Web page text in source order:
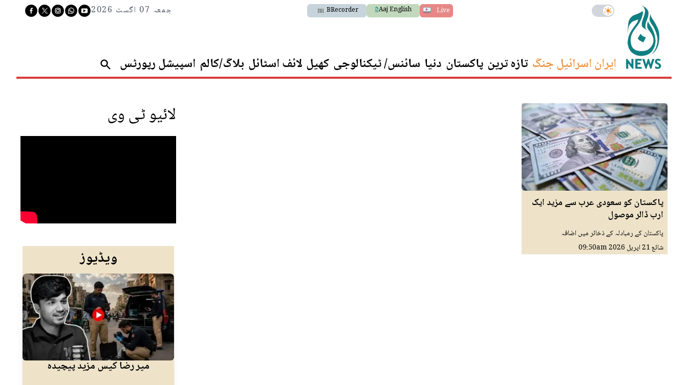
Live
Aaj English
BRecorder جمعہ 07 اگست 2026
ایران اسرائیل جنگ تازہ ترین پاکستان دنیا سائنس/ ٹیکنالوجی کھیل لائف اسٹائل بلاگ/کالم اسپیشل رپورٹس
پاکستان کو سعودی عرب سے مزید ایک
ارب ڈالر موصول
پاکستان کے رمبادلہ کے ذخائر میں اضافہ
شائع21 اپريل 2026 09:50am
لائیو ٹی وی
ویڈیوز
میر رضا کیس مزید پیچیدہ